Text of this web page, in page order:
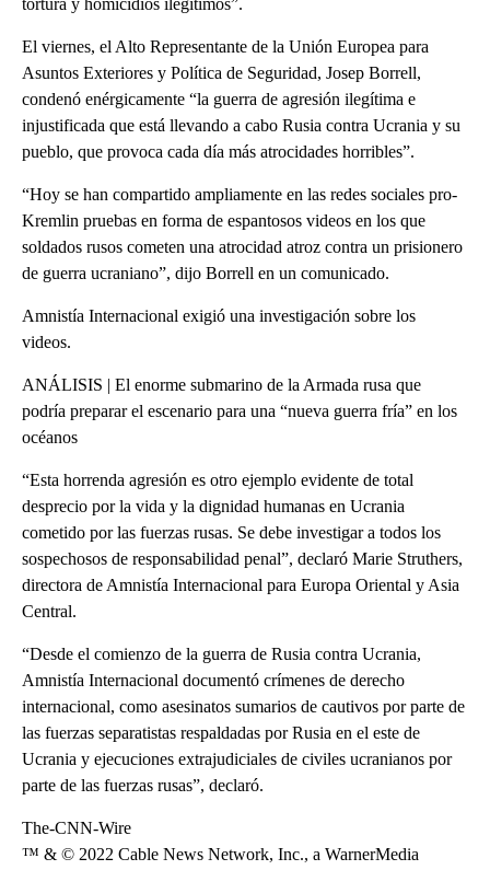
tortura y homicidios ilegítimos”.
El viernes, el Alto Representante de la Unión Europea para
Asuntos Exteriores y Política de Seguridad, Josep Borrell,
condenó enérgicamente “la guerra de agresión ilegítima e
injustificada que está llevando a cabo Rusia contra Ucrania y su
pueblo, que provoca cada día más atrocidades horribles”.
“Hoy se han compartido ampliamente en las redes sociales pro-
Kremlin pruebas en forma de espantosos videos en los que
soldados rusos cometen una atrocidad atroz contra un prisionero
de guerra ucraniano”, dijo Borrell en un comunicado.
Amnistía Internacional exigió una investigación sobre los
videos.
ANÁLISIS | El enorme submarino de la Armada rusa que
podría preparar el escenario para una “nueva guerra fría” en los
océanos
“Esta horrenda agresión es otro ejemplo evidente de total
desprecio por la vida y la dignidad humanas en Ucrania
cometido por las fuerzas rusas. Se debe investigar a todos los
sospechosos de responsabilidad penal”, declaró Marie Struthers,
directora de Amnistía Internacional para Europa Oriental y Asia
Central.
“Desde el comienzo de la guerra de Rusia contra Ucrania,
Amnistía Internacional documentó crímenes de derecho
internacional, como asesinatos sumarios de cautivos por parte de
las fuerzas separatistas respaldadas por Rusia en el este de
Ucrania y ejecuciones extrajudiciales de civiles ucranianos por
parte de las fuerzas rusas”, declaró.
The-CNN-Wire
™ & © 2022 Cable News Network, Inc., a WarnerMedia